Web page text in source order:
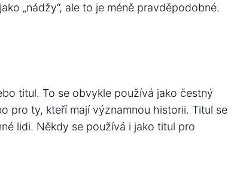
„nádžy“, ale to je méně pravděpodobné.
titul. To se obvykle používá jako čestný
pro ty, kteří mají významnou historii. Titul se
lidi. Někdy se používá i jako titul pro